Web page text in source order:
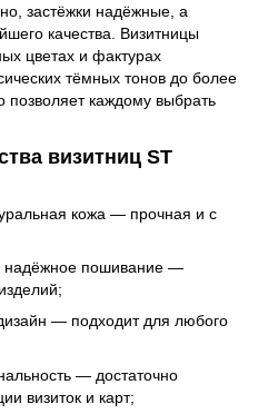
застёжки надёжные, а
качества. Визитницы
цветах и фактурах
тёмных тонов до более
позволяет каждому выбрать
визитниц ST
кожа — прочная и с
надёжное пошивание —
— подходит для любого
— достаточно
визиток и карт;